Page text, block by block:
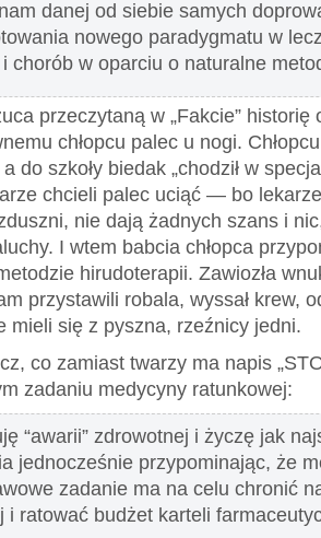
danej od siebie samych
nowego paradygmatu w
chorób w oparciu o naturalne
przeczytaną w „Fakcie” historię
chłopcu palec u nogi.
do szkoły biedak „chodził w
chcieli palec uciąć — bo
nie dają żadnych szans i
I wtem babcia chłopca
hirudoterapii. Zawiozła
przystawili robala, wyssał krew,
mieli się z pyszna, rzeźnicy jedni.
co zamiast twarzy ma napis
zadaniu medycyny ratunkowej:
“awarii” zdrowotnej i życzę jak
jednocześnie przypominając, że
zadanie ma na celu chronić
i ratować budżet karteli